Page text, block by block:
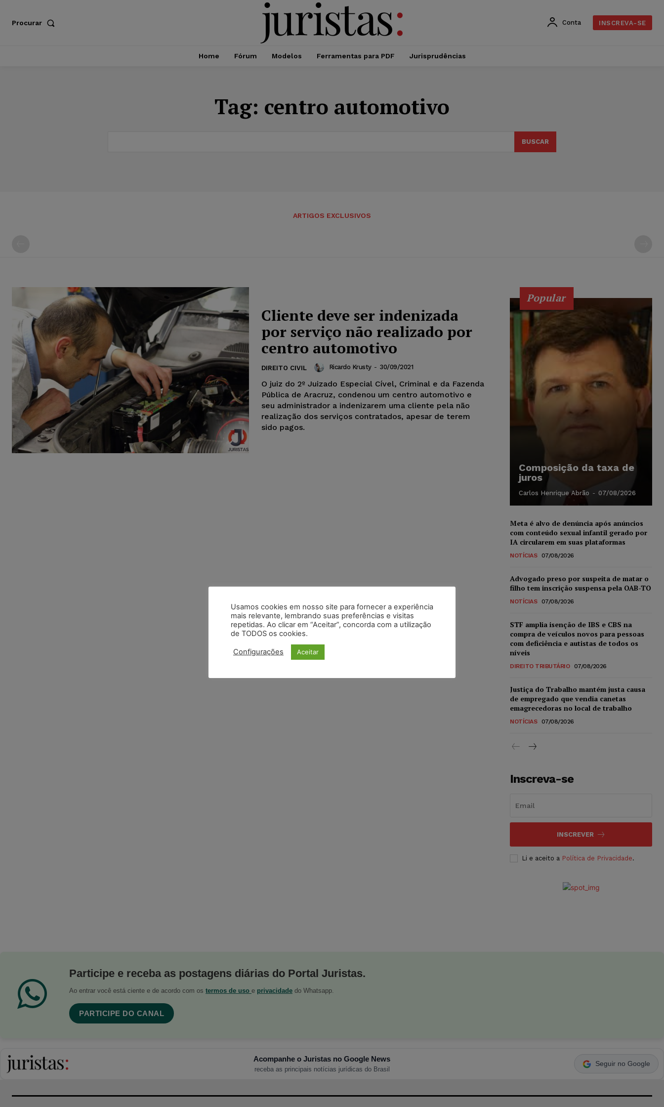
Procurar Conta INSCREVA-SE
Home Fórum Modelos Ferramentas para PDF Jurisprudências
Tag: centro automotivo
BUSCAR
ARTIGOS EXCLUSIVOS
Cliente deve ser indenizada
por serviço não realizado por
centro automotivo
DIREITO CIVIL Ricardo Krusty - 30/09/2021
O juiz do 2º Juizado Especial Cível, Criminal e da Fazenda
Pública de Aracruz, condenou um centro automotivo e
seu administrador a indenizarem uma cliente pela não
realização dos serviços contratados, apesar de terem
sido pagos.
Popular
Composição da taxa de
juros
Carlos Henrique Abrão - 07/08/2026
Meta é alvo de denúncia após anúncios
com conteúdo sexual infantil gerado por
IA circularem em suas plataformas
NOTÍCIAS 07/08/2026
Advogado preso por suspeita de matar o
filho tem inscrição suspensa pela OAB-TO
NOTÍCIAS 07/08/2026
STF amplia isenção de IBS e CBS na
compra de veículos novos para pessoas
com deficiência e autistas de todos os
níveis
DIREITO TRIBUTÁRIO 07/08/2026
Justiça do Trabalho mantém justa causa
de empregado que vendia canetas
emagrecedoras no local de trabalho
NOTÍCIAS 07/08/2026
Inscreva-se
INSCREVER
Li e aceito a Política de Privacidade.
Participe e receba as postagens diárias do Portal Juristas.
Ao entrar você está ciente e de acordo com os termos de uso e privacidade do Whatsapp.
PARTICIPE DO CANAL
Acompanhe o Juristas no Google News
receba as principais notícias jurídicas do Brasil
Seguir no Google
Usamos cookies em nosso site para fornecer a experiência
mais relevante, lembrando suas preferências e visitas
repetidas. Ao clicar em “Aceitar”, concorda com a utilização
de TODOS os cookies.
Configurações Aceitar